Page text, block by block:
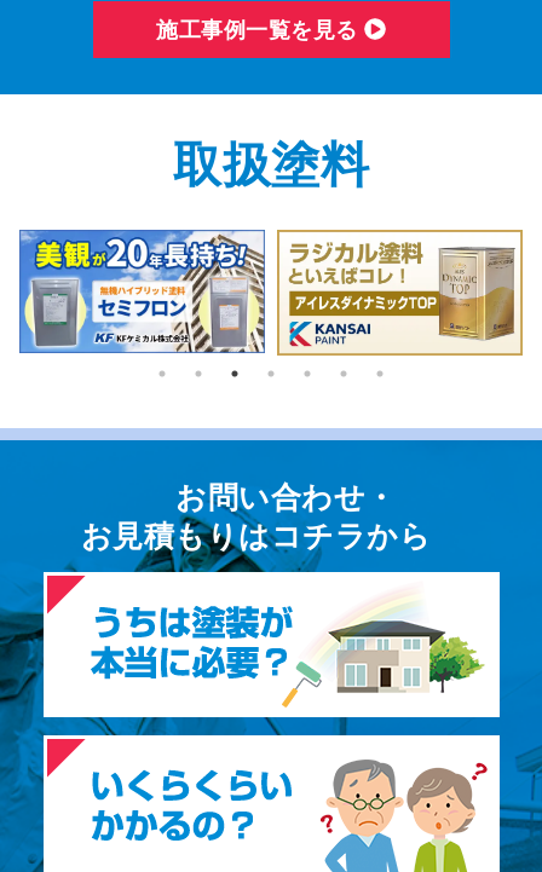
施⼯事例⼀覧を⾒る
取扱塗料
お問い合わせ・
お⾒積もりはコチラから